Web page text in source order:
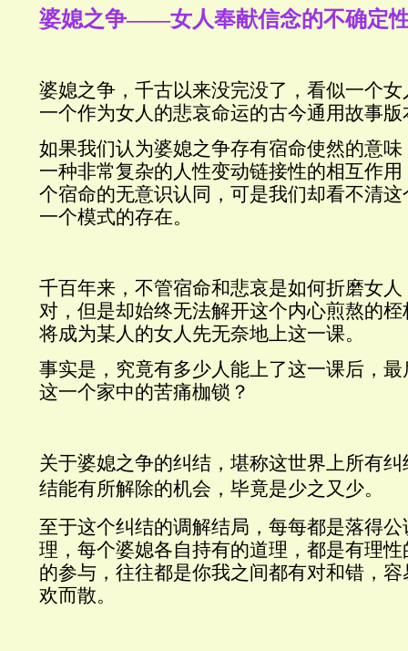
婆媳之争——女人奉献信念的不确定
婆媳之争，千古以来没完没了，看似一个
一个作为女人的悲哀命运的古今通用故事版
如果我们认为婆媳之争存有宿命使然的意
一种非常复杂的人性变动链接性的相互作
个宿命的无意识认同，可是我们却看不清
一个模式的存在。
千百年来，不管宿命和悲哀是如何折磨女
对，但是却始终无法解开这个内心煎熬的
将成为某人的女人先无奈地上这一课。
事实是，究竟有多少人能上了这一课后，
这一个家中的苦痛枷锁？
关于婆媳之争的纠结，堪称这世界上所有
结能有所解除的机会 ，毕竟是少之又少。
至于这个纠结的调解结局，每每都是落得
理，每个婆媳各自持有的道理，都是有理
的参与，往往都是你我之间都有对和错，
欢而散。